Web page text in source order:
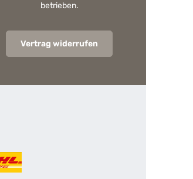
betrieben.
Vertrag widerrufen